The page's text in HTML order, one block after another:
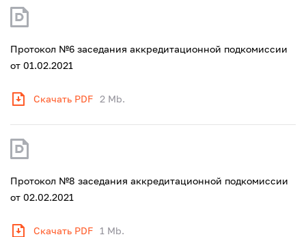
Протокол №6 заседания аккредитационной подкомиссии
от 01.02.2021
Скачать PDF 2 Mb.
Протокол №8 заседания аккредитационной подкомиссии
от 02.02.2021
Скачать PDF 1 Mb.